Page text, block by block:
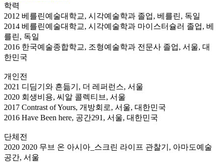
학력
2012 베를린예술대학교, 시각예술학과 졸업, 베를린, 독일
2014 베를린예술대학교, 시각예술학과 마이스터슐러 졸업, 베
를린, 독일
2016 한국예술종합학교, 조형예술학과 전문사 졸업, 서울, 대
한민국
개인전
2021 디딤기와 흔듦기, 더 레퍼런스, 서울
2020 회생비용, 씨알 콜렉티브, 서울
2017 Contrast of Yours, 개방회로, 서울, 대한민국
2016 Have Been here, 공간291, 서울, 대한민국
단체전
2020 2020 무브 온 아시아_스크린 라이프 관찰기, 아마도예술
공간, 서울